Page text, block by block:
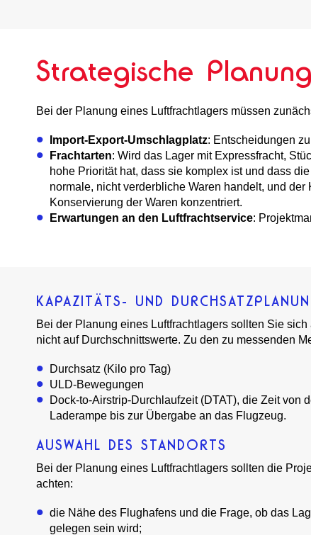
Strategische
Bei der Planung eines Luftfrachtlagers müssen
Import-Export-Umschlagplatz: Entscheidungen
Frachtarten: Wird das Lager mit Expressfracht,
hohe Priorität hat, dass sie komplex ist und dass
normale, nicht verderbliche Waren handelt, und
Konservierung der Waren konzentriert.
Erwartungen an den Luftfrachtservice:
KAPAZITÄTS- UND
Bei der Planung eines Luftfrachtlagers sollten Sie
nicht auf Durchschnittswerte. Zu den zu messenden
Durchsatz (Kilo pro Tag)
ULD-Bewegungen
Dock-to-Airstrip-Durchlaufzeit (DTAT), die Zeit von
Laderampe bis zur Übergabe an das Flugzeug.
AUSWAHL DES STANDORTS
Bei der Planung eines Luftfrachtlagers sollten die
achten:
die Nähe des Flughafens und die Frage, ob das
gelegen sein wird;